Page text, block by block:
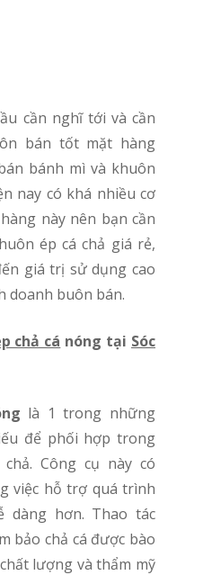
bán tốt mặt hàng
bánh mì và khuôn
nay có khá nhiều cơ
này nên bạn cần
ép cá chả giá rẻ,
giá trị sử dụng cao
doanh buôn bán.
chả cá nóng tại Sóc
là 1 trong những
để phối hợp trong
Công cụ này có
việc hỗ trợ quá trình
dàng hơn. Thao tác
bảo chả cá được bào
lượng và thẩm mỹ